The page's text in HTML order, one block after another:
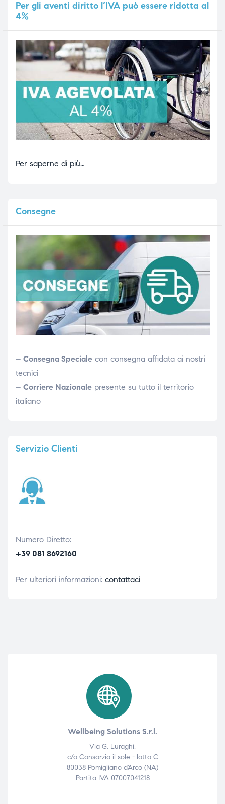
Pergli aventi diritto l’IVA può essere ridotta al
4%
Per saperne di più…
Consegne
– Consegna Specialecon consegna affidata ai nostri
tecnici
– Corriere Nazionalepresente su tutto il territorio
italiano
ServizioClienti
Numero Diretto:
+39 081 8692160
Per ulteriori informazioni: contattaci
Wellbeing Solutions S.r.l.
Via G. Luraghi,
c/o Consorzio il sole - lotto C
80038 Pomigliano d'Arco (NA)
Partita IVA 07007041218